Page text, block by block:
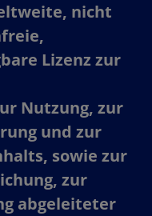
nicht
Lizenz zur
Nutzung, zur
und zur
sowie zur
zur
abgeleiteter